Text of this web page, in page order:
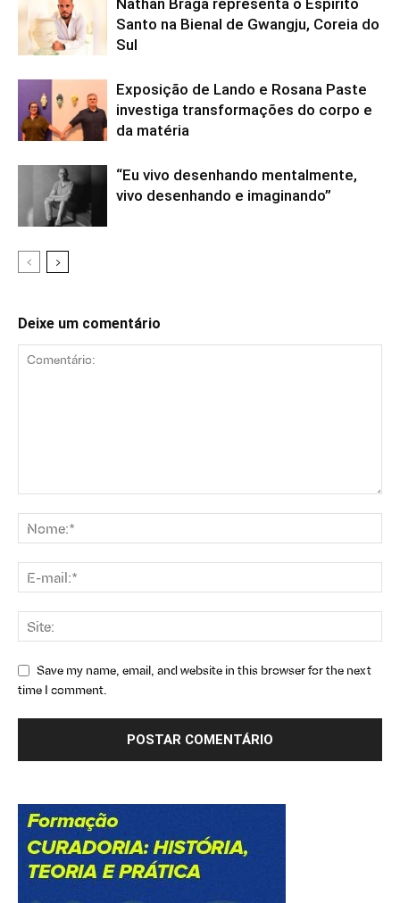
Nathan Braga representa o Espírito
Santo na Bienal de Gwangju, Coreia do
Sul
Exposição de Lando e Rosana Paste
investiga transformações do corpo e
da matéria
“Eu vivo desenhando mentalmente,
vivo desenhando e imaginando”
Deixe um comentário
Save my name, email, and website in this browser for the next
time I comment.